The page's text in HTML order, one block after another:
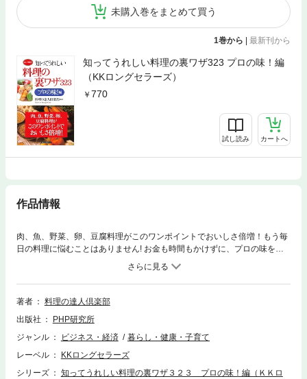
未購入巻をまとめて買う
1巻から 最新刊から
知ってうれしい料理の裏ワザ323 プロの味！編
（KKロングセラーズ）
770
試し読み カートへ
作品情報
肉、魚、野菜、卵、豆腐料理がこのワンポイントでおいしさ倍増！もう毎
日の料理に悩むことはありません! お金も時間もかけずに、プロの味を手
著者
料理の達人倶楽部
出版社
PHP研究所
ジャンル
ビジネス・経済
暮らし・健康・子育て
レーベル
KKロングセラーズ
シリーズ
知ってうれしい料理の裏ワザ３２３ プロの味！編（ＫＫロ